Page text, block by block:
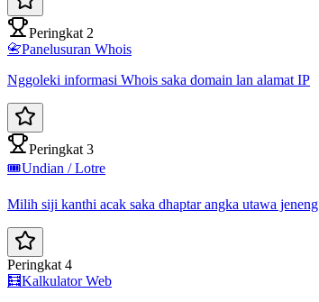
Peringkat 2
📇Panelusuran Whois
Nggoleki informasi Whois saka domain lan alamat IP
Peringkat 3
🎟️Undian / Lotre
Milih siji kanthi acak saka dhaptar angka utawa jeneng
Peringkat 4
🧮Kalkulator Web